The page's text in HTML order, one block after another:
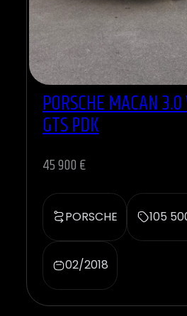
PORSCHE MACAN
GTS PDK
45 900 €
PORSCHE 105
02/2018